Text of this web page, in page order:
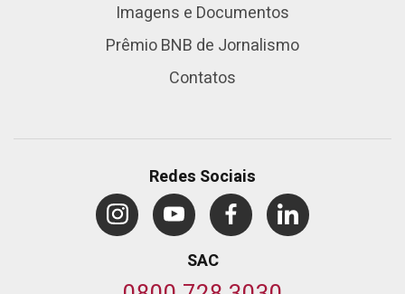
Imagens e Documentos
Prêmio BNB de Jornalismo
Contatos
Redes Sociais
SAC